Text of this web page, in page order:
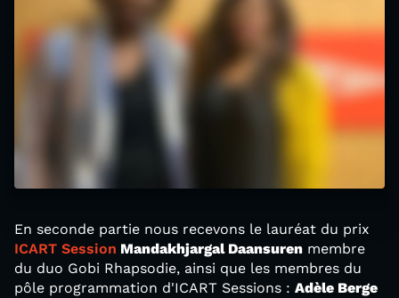
En seconde partie nous recevons le lauréat du prix
ICART Session Mandakhjargal Daansuren membre
du duo Gobi Rhapsodie, ainsi que les membres du
pôle programmation d'ICART Sessions : Adèle Berge